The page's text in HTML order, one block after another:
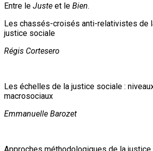
Entre le Juste et le Bien.
Les chassés-croisés anti-relativistes de
justice sociale
Régis Cortesero
Les échelles de la justice sociale :
macrosociaux
Emmanuelle Barozet